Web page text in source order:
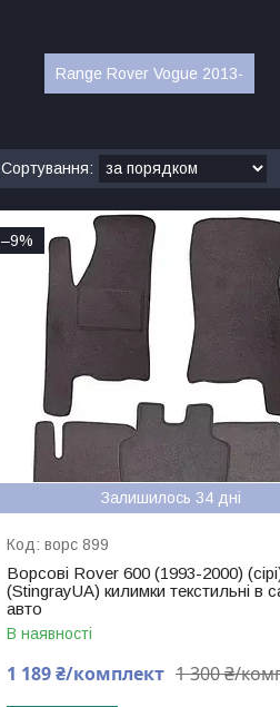
Range Rover Vogue 2013-
–9%
Залишилось 34 дні
ворс 899
Ворсові Rover 600 (1993-2000)
(StingrayUA) килимки текстильні в
авто
В наявності
1 300 ₴/
1 189 ₴/комплект